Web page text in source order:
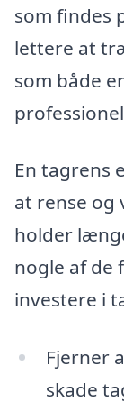
som findes
lettere at
som både
En tagrens
at rense og
holder
nogle af de
investere i
Fjerner
skade